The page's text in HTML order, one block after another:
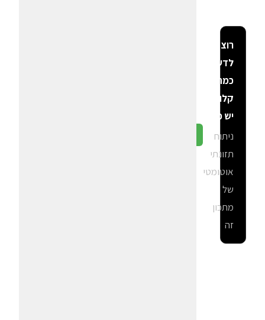
רוצה
לדעת
כמה
קלוריות
יש פה?
ניתוח
תזונתי
אוטומטי
של
מתכון
זה